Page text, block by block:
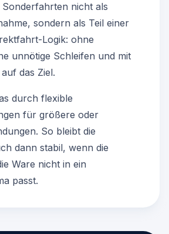
nicht als
sondern als Teil einer
Logik: ohne
unnötige Schleifen und mit
das Ziel.
durch flexible
für größere oder
So bleibt die
dann stabil, wenn die
Ware nicht in ein
passt.